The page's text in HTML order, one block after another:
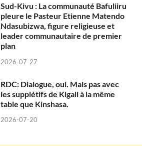
Sud-Kivu : La communauté Bafuliiru
pleure le Pasteur Etienne Matendo
Ndasubizwa, figure religieuse et
leader communautaire de premier
plan
2026-07-27
RDC: Dialogue, oui. Mais pas avec
les supplétifs de Kigali à la même
table que Kinshasa.
2026-07-20